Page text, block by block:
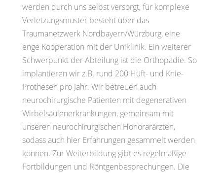
werden durch uns selbst versorgt, für komplexe
Verletzungsmuster besteht über das
Traumanetzwerk Nordbayern/Würzburg, eine
enge Kooperation mit der Uniklinik. Ein weiterer
Schwerpunkt der Abteilung ist die Orthopädie. So
implantieren wir z.B. rund 200 Hüft- und Knie-
Prothesen pro Jahr. Wir betreuen auch
neurochirurgische Patienten mit degenerativen
Wirbelsäulenerkrankungen, gemeinsam mit
unseren neurochirurgischen Honorarärzten,
sodass auch hier Erfahrungen gesammelt werden
können. Zur Weiterbildung gibt es regelmäßige
Fortbildungen und Röntgenbesprechungen. Die